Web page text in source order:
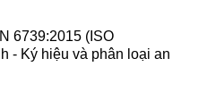
6739:2015 (ISO
- Ký hiệu và phân loại an